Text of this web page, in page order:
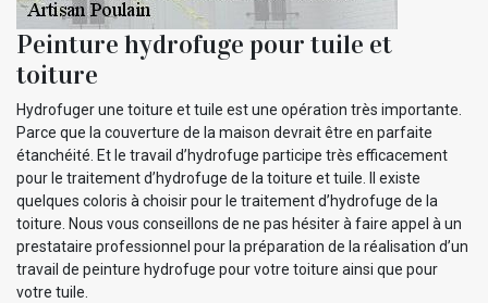
Peinture hydrofuge pour tuile et
toiture
Hydrofuger une toiture et tuile est une opération très importante.
Parce que la couverture de la maison devrait être en parfaite
étanchéité. Et le travail d’hydrofuge participe très efficacement
pour le traitement d’hydrofuge de la toiture et tuile. Il existe
quelques coloris à choisir pour le traitement d’hydrofuge de la
toiture. Nous vous conseillons de ne pas hésiter à faire appel à un
prestataire professionnel pour la préparation de la réalisation d’un
travail de peinture hydrofuge pour votre toiture ainsi que pour
votre tuile.